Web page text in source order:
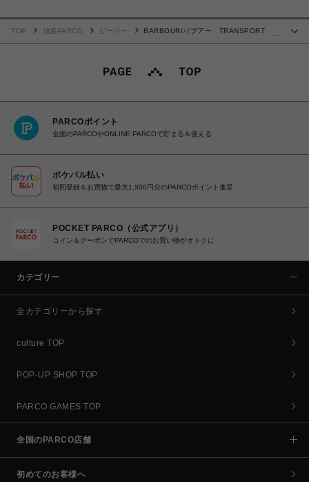
TOP 池袋PARCO ビーバー
BARBOUR/バブアー TRANSPORT
PARCOポイント
全国のPARCOやONLINE PARCOで貯まる＆使える
ポケパル払い
初回登録＆お買物で最大1,500円分のPARCOポイント進呈
POCKET PARCO（公式アプリ）
コイン＆クーポンでPARCOでのお買い物がオトクに
カテゴリー
全カテゴリーから探す
culture TOP
POP-UP SHOP TOP
PARCO GAMES TOP
全国のPARCO店舗
初めてのお客様へ